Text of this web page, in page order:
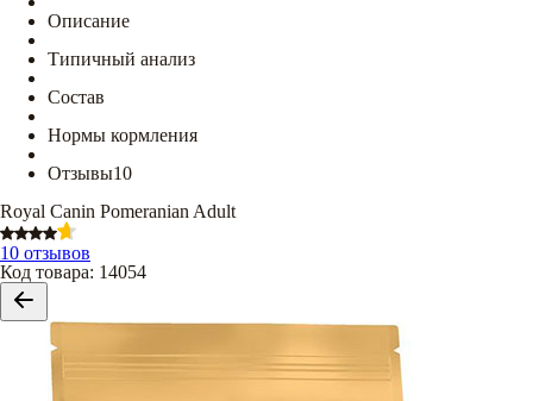
Описание
Типичный анализ
Состав
Нормы кормления
Отзывы10
Royal Canin Pomeranian Adult
10 отзывов
Код товара: 14054